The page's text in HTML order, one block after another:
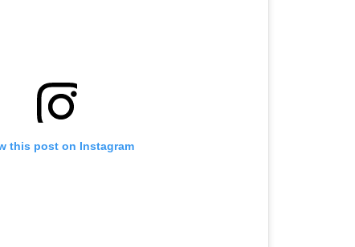
this post on Instagram